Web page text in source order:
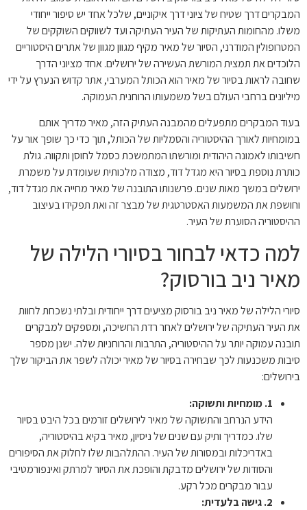
המבקרים דרך שטיח של ציוני דרך איקוניים, שלכל אחד יש סיפור ייחודי
משלו. מהחומות העתיקות של העיר העתיקה ועד לשווקים השוקקים של
המטרופולין המודרני, הסיור של מאיר מקיף מגוון מגוון של אתרים היסטוריים
הלוכדים את תמצית המורשת העשירה של ירושלים. אחד מציוני הדרך
שחובה לראות בסיור של מאיר הוא הכותל המערבי, אתר קדוש הנערץ על ידי
מיליונים ברחבי העולם בשל משמעותו הרוחנית העמוקה.
בעוד המבקרים מתפעלים מהמבנה העתיק הזה, מאיר מדריך אותם
במומחיות לאורך ההיסטוריה והסמליות של הכותל, תוך כדי כך שופך אור על
חשיבותו לאמונה היהודית ומורשתו המתמשכת כסמל לחוסן ותקווה. גולת
כותרת נוספת בסיור היא מגדל דוד, מצודה מלכותית שעומדת על משמרת
ירושלים במשך מאות שנים. פרשנותו התובנה של מאיר מחייה את מגדל דוד,
וחושפת את המשמעות האסטרטגית של מבצר זה ואת תפקידו בעיצוב
ההיסטוריה הסוערת של העיר.
למה כדאי לבחור בסיורי הלילה של
מאיר ניב בורסוק?
סיורי הלילה של מאיר ניב בורסוק מציעים דרך ייחודית ובלתי נשכחת לחוות
את העיר העתיקה של ירושלים לאחר רדת החשיכה, ומספקים למבקרים
תובנה עמוקה יותר על ההיסטוריה, התרבות והרוחניות שלה. ישנן מספר
סיבות משכנעות לכך שבחירה בסיור של מאיר יכולה לשפר את הביקור שלך
בירושלים:
1. מומחיות ותשוקה:
הידע הנרחב והתשוקה של מאיר לירושלים זורמים בכל היבט בסיור
שלו. כמדריך ותיק עם שנים של ניסיון, מאיר בקיא בהיסטוריה,
באדריכלות ובמסורות של העיר. ההתלהבות שלו לחלוק את הסיפורים
והסודות של ירושלים מדבקת והופכת את הסיור למרתק ואינפורמטיבי
עבור מבקרים מכל רקע.
2. גישה בלעדית: